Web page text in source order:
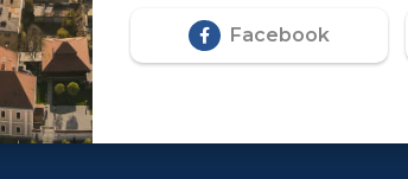
Facebook